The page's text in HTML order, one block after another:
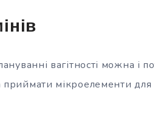
вагітності можна і
приймати мікроелементи